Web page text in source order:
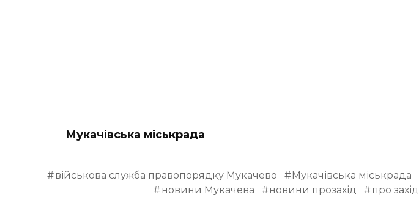
Мукачівська міськрада
військова служба правопорядку Мукачево Мукачівська міськрада
новини Мукачева
новини прозахід про захід